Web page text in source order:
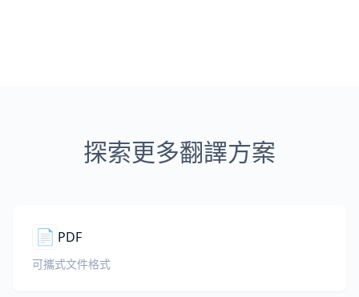
探索更多翻譯方案
📄 PDF
可攜式文件格式